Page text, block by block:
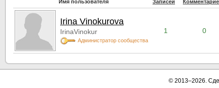
Имя пользователя Записей
Irina Vinokurova
IrinaVinokur
Администратор сообщества
1 0
© 2013–2026.